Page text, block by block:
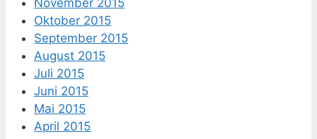
November 2015
Oktober 2015
September 2015
August 2015
Juli 2015
Juni 2015
Mai 2015
April 2015